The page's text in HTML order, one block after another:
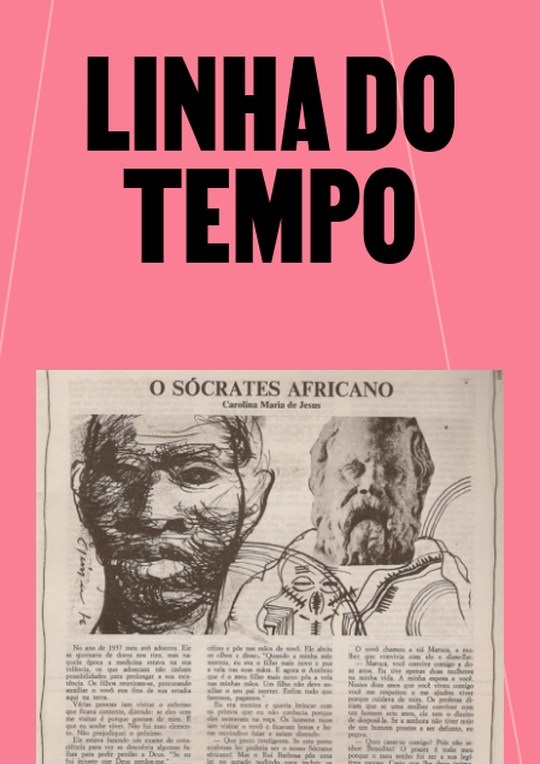
LINHA DO
TEMPO